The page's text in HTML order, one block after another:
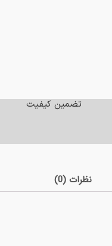
تضمین کیفیت
نظرات (0)